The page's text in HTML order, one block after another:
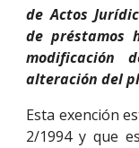
de Actos
de préstamos
alteración del
Esta exención
2/1994 y que